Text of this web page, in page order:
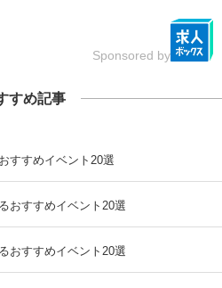
Sponsored by
すめ記事
すすめイベント20選
おすすめイベント20選
おすすめイベント20選